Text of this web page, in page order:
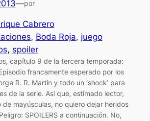
—por
Cabrero
, Boda Roja, juego
, spoiler
capítulo 9 de la tercera temporada:
francamente esperado por los
R. R. Martin y todo un ‘shock’ para
de la serie. Así que, estimado lector,
de mayúsculas, no quiero dejar heridos
SPOILERS a continuación. No,